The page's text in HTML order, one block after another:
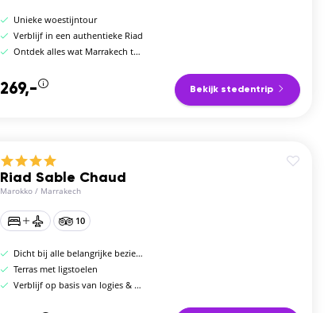
Unieke woestijntour
Verblijf in een authentieke Riad
Ontdek alles wat Marrakech te bieden heeft
269,- Bekijk stedentrip
Riad Sable Chaud
Marokko / Marrakech
10
Dicht bij alle belangrijke bezienswaardigheden
Terras met ligstoelen
Verblijf op basis van logies & ontbijt, halfpension of volpension